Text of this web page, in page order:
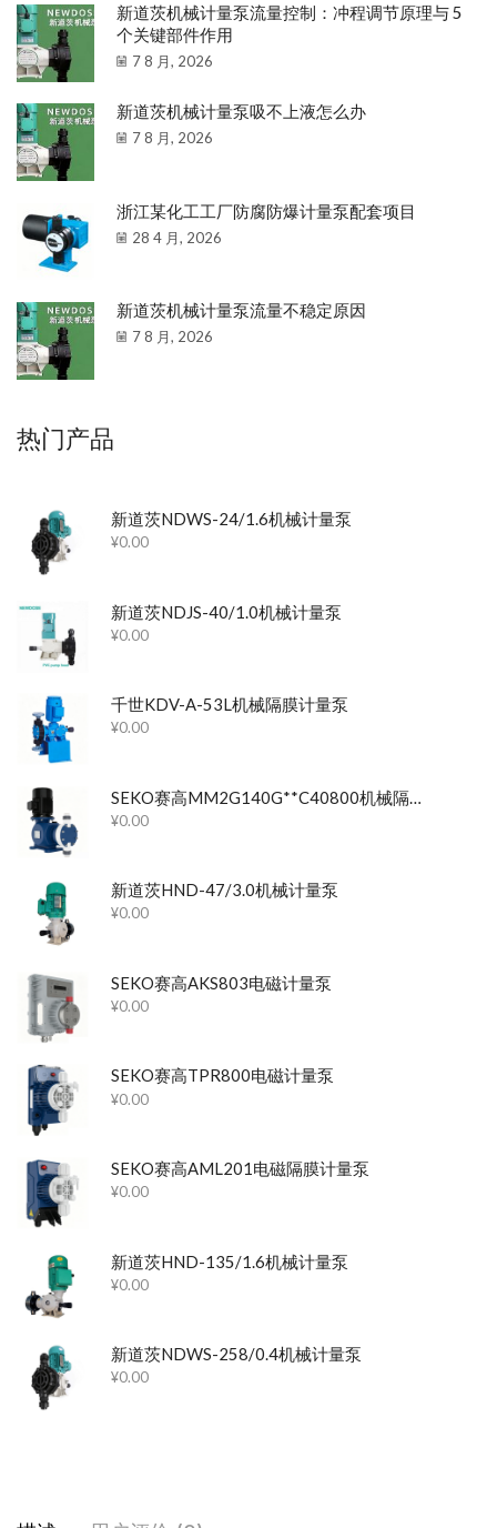
新道茨机械计量泵流量控制：冲程调节原理与 5
个关键部件作用
7 8 月, 2026
新道茨机械计量泵吸不上液怎么办
7 8 月, 2026
浙江某化工工厂防腐防爆计量泵配套项目
28 4 月, 2026
新道茨机械计量泵流量不稳定原因
7 8 月, 2026
热门产品
新道茨NDWS-24/1.6机械计量泵
¥0.00
新道茨NDJS-40/1.0机械计量泵
¥0.00
千世KDV-A-53L机械隔膜计量泵
¥0.00
SEKO赛高MM2G140G**C40800机械隔膜计量泵
¥0.00
新道茨HND-47/3.0机械计量泵
¥0.00
SEKO赛高AKS803电磁计量泵
¥0.00
SEKO赛高TPR800电磁计量泵
¥0.00
SEKO赛高AML201电磁隔膜计量泵
¥0.00
新道茨HND-135/1.6机械计量泵
¥0.00
新道茨NDWS-258/0.4机械计量泵
¥0.00